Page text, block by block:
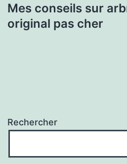
Mes conseils sur
original pas cher
Rechercher